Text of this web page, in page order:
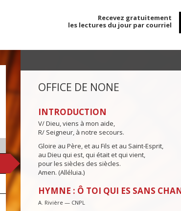
Recevez gratuitement
les lectures du jour par courriel
OFFICE DE NONE
INTRODUCTION
V/ Dieu, viens à mon aide,
R/ Seigneur, à notre secours.
Gloire au Père, et au Fils et au Saint-Esprit,
au Dieu qui est, qui était et qui vient,
pour les siècles des siècles.
Amen. (Alléluia.)
HYMNE : Ô TOI QUI ES SANS
A. Rivière — CNPL